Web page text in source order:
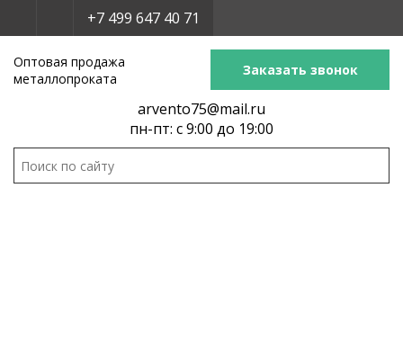
Оптовая продажа
металлопроката
arvento75@mail.ru
пн-пт: с 9:00 до 19:00
Заказать звонок
+7 499 647 40 71